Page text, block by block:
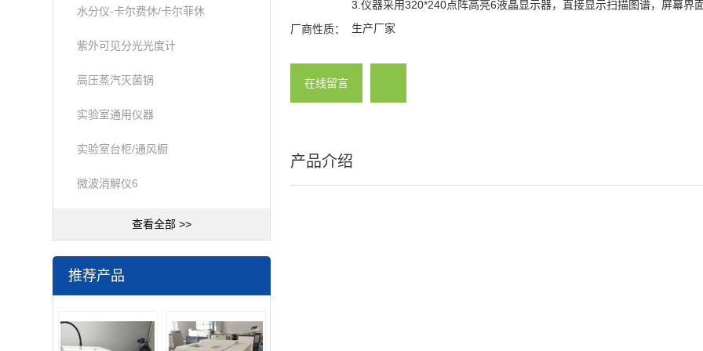
水分仪-卡尔费休/卡尔菲休
紫外可见分光光度计
高压蒸汽灭菌锅
实验室通用仪器
实验室台柜/通风橱
微波消解仪6
查看全部 >>
推荐产品
3.仪器采用320*240点阵高亮6液晶显示器，直接显示扫描图谱，屏幕界
厂商性质： 生产厂家
在线留言
产品介绍